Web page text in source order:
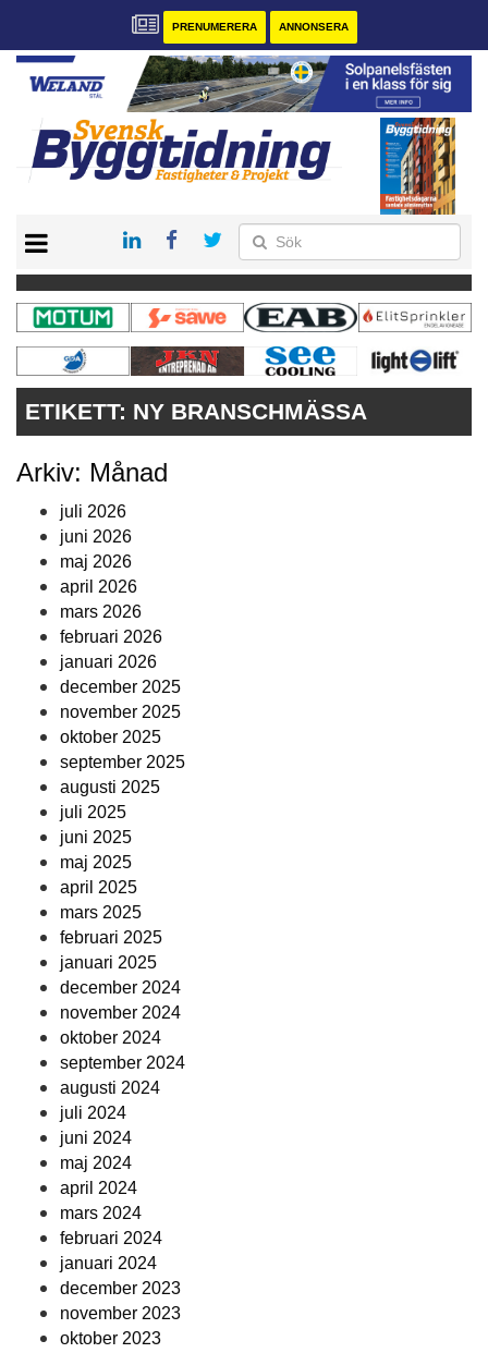
PRENUMERERA ANNONSERA
PRENUMERERA
VÅRA ANDRA MAGASIN
ANNONSERA
KONTAKT
ETIKETT: NY BRANSCHMÄSSA
Arkiv: Månad
juli 2026
juni 2026
maj 2026
april 2026
mars 2026
februari 2026
januari 2026
december 2025
november 2025
oktober 2025
september 2025
augusti 2025
juli 2025
juni 2025
maj 2025
april 2025
mars 2025
februari 2025
januari 2025
december 2024
november 2024
oktober 2024
september 2024
augusti 2024
juli 2024
juni 2024
maj 2024
april 2024
mars 2024
februari 2024
januari 2024
december 2023
november 2023
oktober 2023